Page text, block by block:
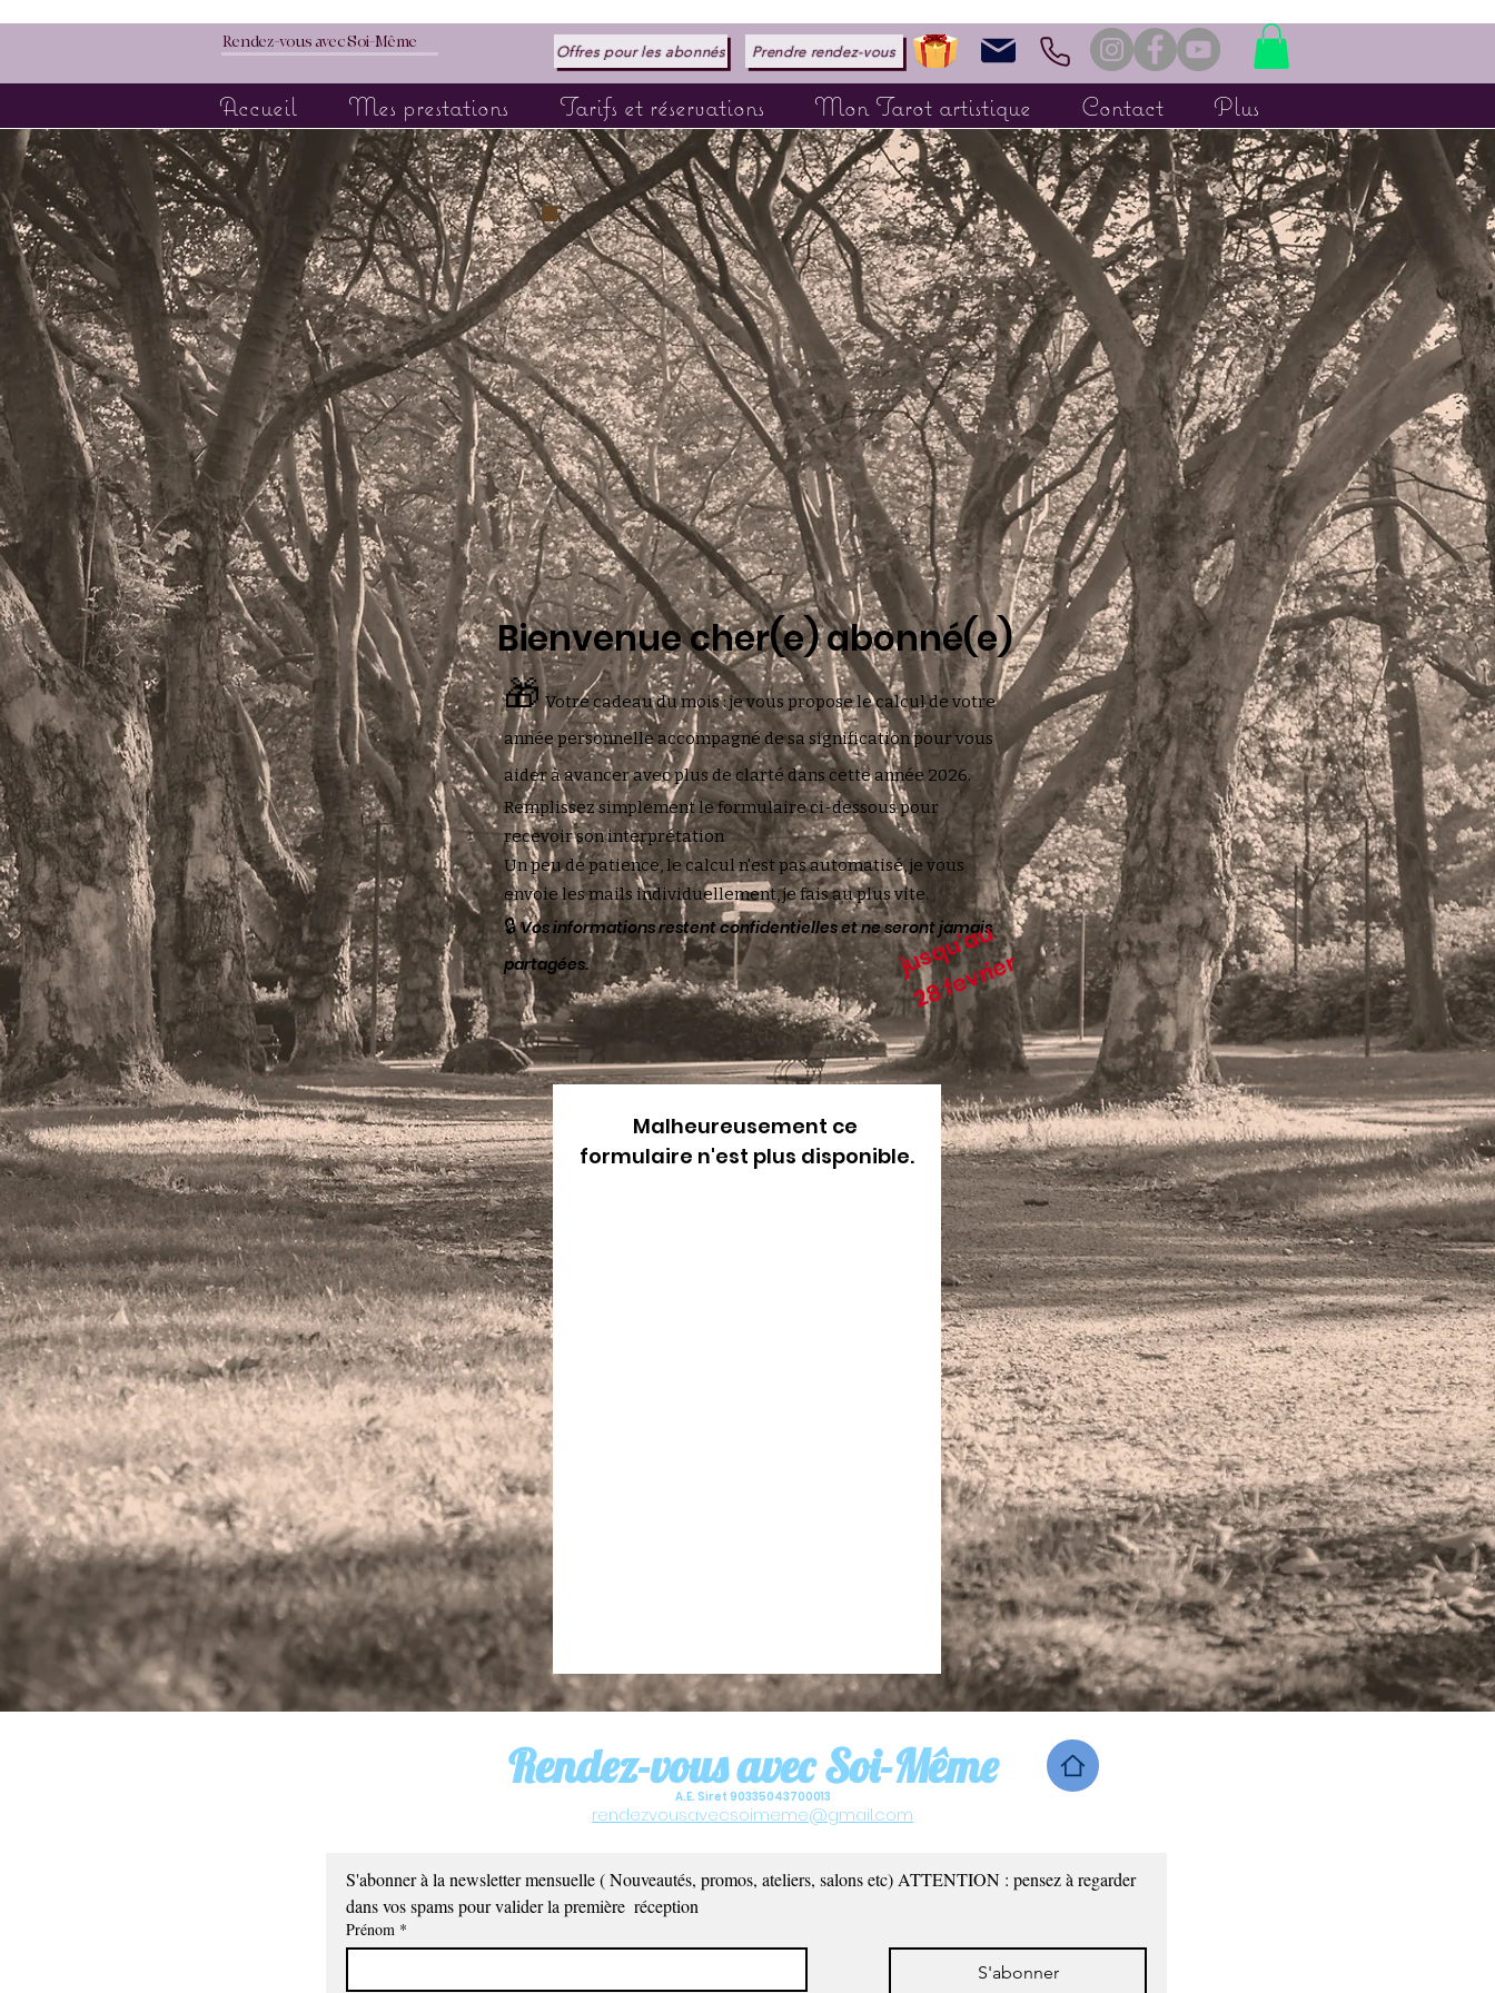
Rendez-vous avec Soi-Même
Offres pour les abonnés Prendre rendez-vous
Accueil Mes prestations Tarifs et réservations Mon Tarot artistique Contact Plus
Bienvenue cher(e) abonné(e)
🎁 Votre cadeau du mois : je vous propose le calcul de votre
année personnelle accompagné de sa signification pour vous
aider à avancer avec plus de clarté dans cette année 2026.
Remplissez simplement le formulaire ci-dessous pour
recevoir son interprétation
Un peu de patience, le calcul n'est pas automatisé, je vous
envoie les mails individuellement, je fais au plus vite.
🔒Vos informations restent confidentielles et ne seront jamais
partagées.
jusqu'au
28 fevrier
Malheureusement ce
formulaire n'est plus disponible.
Rendez-vous avec Soi-Même
rendezvousavecsoimeme@gmail.com
A.E. Siret 90335043700013
S'abonner à la newsletter mensuelle ( Nouveautés, promos, ateliers, salons etc) ATTENTION : pensez à regarder
dans vos spams pour valider la première  réception
Prénom *
S'abonner